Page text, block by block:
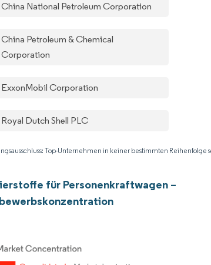
China National Petroleum Corporation
China Petroleum & Chemical
Corporation
ExxonMobil Corporation
Royal Dutch Shell PLC
Top-Unternehmen in keiner bestimmten Reihenfolge
für Personenkraftwagen –